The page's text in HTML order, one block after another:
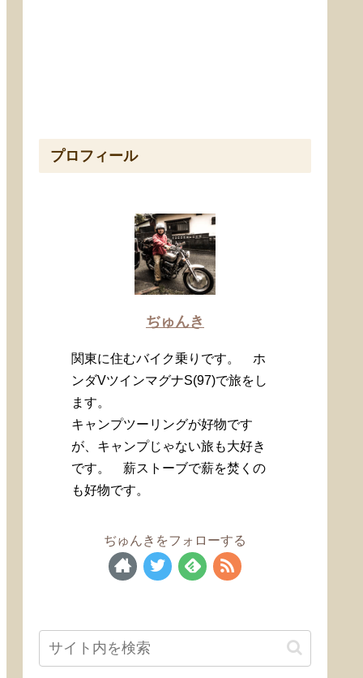
プロフィール
ぢゅんき
関東に住むバイク乗りです。 ホ
ンダVツインマグナS(97)で旅をし
ます。
キャンプツーリングが好物です
が、キャンプじゃない旅も大好き
です。 薪ストーブで薪を焚くの
も好物です。
ぢゅんきをフォローする